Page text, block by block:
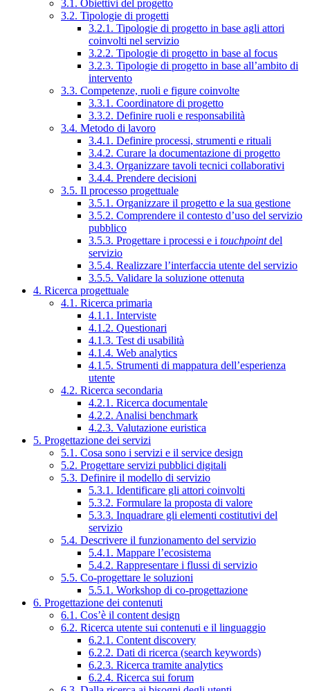
3.1. Obiettivi del progetto
3.2. Tipologie di progetti
3.2.1. Tipologie di progetto in base agli attori
coinvolti nel servizio
3.2.2. Tipologie di progetto in base al focus
3.2.3. Tipologie di progetto in base all’ambito di
intervento
3.3. Competenze, ruoli e figure coinvolte
3.3.1. Coordinatore di progetto
3.3.2. Definire ruoli e responsabilità
3.4. Metodo di lavoro
3.4.1. Definire processi, strumenti e rituali
3.4.2. Curare la documentazione di progetto
3.4.3. Organizzare tavoli tecnici collaborativi
3.4.4. Prendere decisioni
3.5. Il processo progettuale
3.5.1. Organizzare il progetto e la sua gestione
3.5.2. Comprendere il contesto d’uso del servizio
pubblico
3.5.3. Progettare i processi e i touchpointdel
servizio
3.5.4. Realizzare l’interfaccia utente del servizio
3.5.5. Validare la soluzione ottenuta
4. Ricerca progettuale
4.1. Ricerca primaria
4.1.1. Interviste
4.1.2. Questionari
4.1.3. Test di usabilità
4.1.4. Web analytics
4.1.5. Strumenti di mappatura dell’esperienza
utente
4.2. Ricerca secondaria
4.2.1. Ricerca documentale
4.2.2. Analisi benchmark
4.2.3. Valutazione euristica
5. Progettazione dei servizi
5.1. Cosa sono i servizi e il service design
5.2. Progettare servizi pubblici digitali
5.3. Definire il modello di servizio
5.3.1. Identificare gli attori coinvolti
5.3.2. Formulare la proposta di valore
5.3.3. Inquadrare gli elementi costitutivi del
servizio
5.4. Descrivere il funzionamento del servizio
5.4.1. Mappare l’ecosistema
5.4.2. Rappresentare i flussi di servizio
5.5. Co-progettare le soluzioni
5.5.1. Workshop di co-progettazione
6. Progettazione dei contenuti
6.1. Cos’è il content design
6.2. Ricerca utente sui contenuti e il linguaggio
6.2.1. Content discovery
6.2.2. Dati di ricerca (search keywords)
6.2.3. Ricerca tramite analytics
6.2.4. Ricerca sui forum